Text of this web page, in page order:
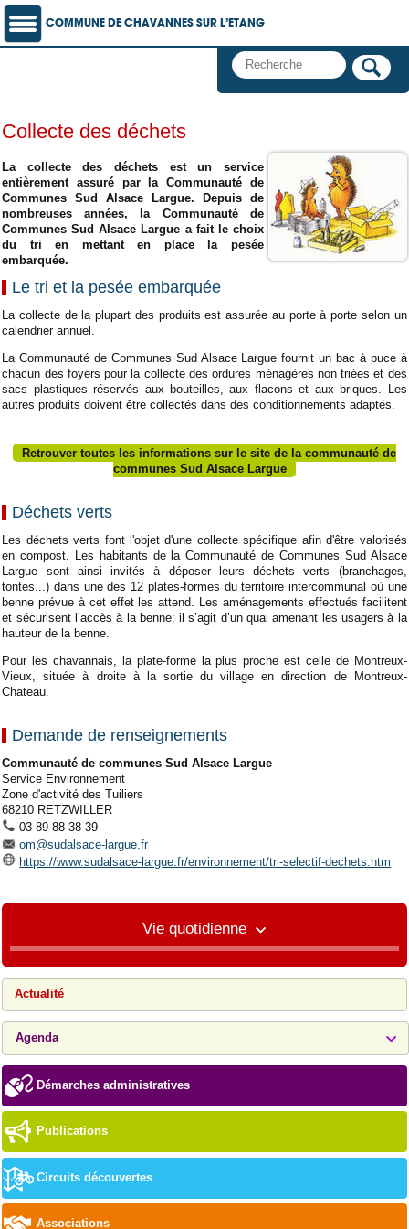
COMMUNE DE CHAVANNES SUR L’ETANG
Collecte des déchets
La collecte des déchets est un service
entièrement assuré par la Communauté de
Communes Sud Alsace Largue. Depuis de
nombreuses années, la Communauté de
Communes Sud Alsace Largue a fait le choix
du tri en mettant en place la pesée
embarquée.
Le tri et la pesée embarquée
La collecte de la plupart des produits est assurée au porte à porte selon un
calendrier annuel.
La Communauté de Communes Sud Alsace Largue fournit un bac à puce à
chacun des foyers pour la collecte des ordures ménagères non triées et des
sacs plastiques réservés aux bouteilles, aux flacons et aux briques. Les
autres produits doivent être collectés dans des conditionnements adaptés.
Retrouver toutes les informations sur le site de la communauté de
communes Sud Alsace Largue
Déchets verts
Les déchets verts font l'objet d'une collecte spécifique afin d'être valorisés
en compost. Les habitants de la Communauté de Communes Sud Alsace
Largue sont ainsi invités à déposer leurs déchets verts (branchages,
tontes...) dans une des 12 plates-formes du territoire intercommunal où une
benne prévue à cet effet les attend. Les aménagements effectués facilitent
et sécurisent l’accès à la benne: il s’agit d’un quai amenant les usagers à la
hauteur de la benne.
Pour les chavannais, la plate-forme la plus proche est celle de Montreux-
Vieux, située à droite à la sortie du village en direction de Montreux-
Chateau.
Demande de renseignements
Communauté de communes Sud Alsace Largue
Service Environnement
Zone d'activité des Tuiliers
68210 RETZWILLER
03 89 88 38 39
om@sudalsace-largue.fr
https://www.sudalsace-largue.fr/environnement/tri-selectif-dechets.htm
Vie quotidienne
Actualité
Agenda
Démarches administratives
Publications
Circuits découvertes
Associations